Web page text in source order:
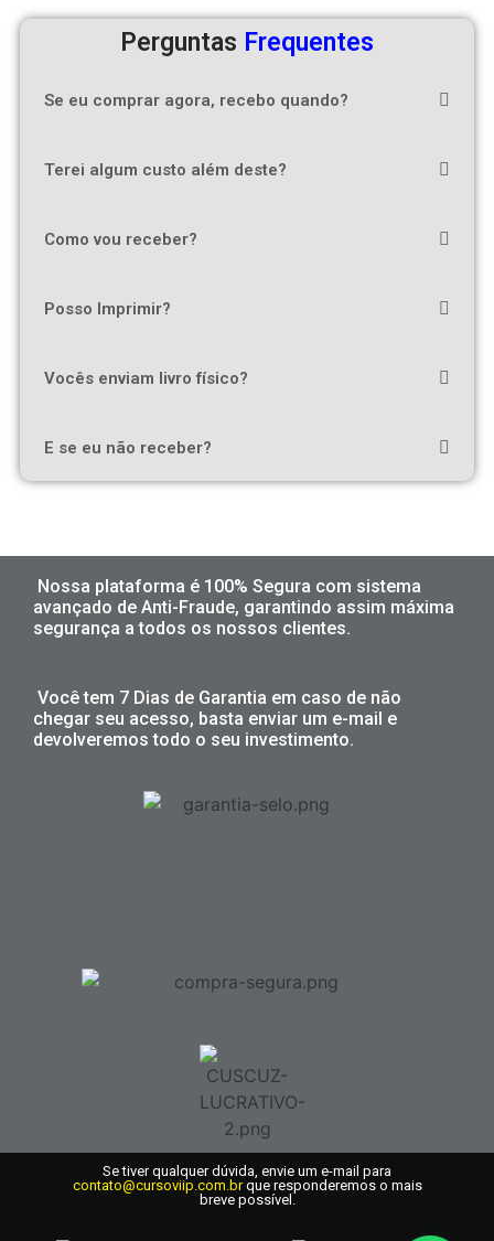
Perguntas Frequentes
Se eu comprar agora, recebo quando?
Terei algum custo além deste?
Como vou receber?
Posso Imprimir?
Vocês enviam livro físico?
E se eu não receber?
Nossa plataforma é 100% Segura com sistema
avançado de Anti-Fraude, garantindo assim máxima
segurança a todos os nossos clientes.
Você tem 7 Dias de Garantia em caso de não
chegar seu acesso, basta enviar um e-mail e
devolveremos todo o seu investimento.
Se tiver qualquer dúvida, envie um e-mail para
contato@cursoviip.com.brque responderemos o mais
breve possível.